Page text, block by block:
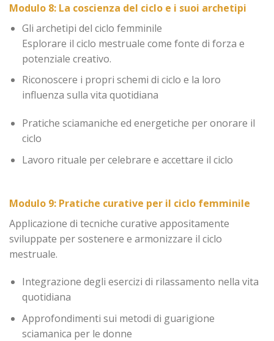
Modulo 8: La coscienza del ciclo e i suoi archetipi
Gli archetipi del ciclo femminile
Esplorare il ciclo mestruale come fonte di forza e
potenziale creativo.
Riconoscere i propri schemi di ciclo e la loro
influenza sulla vita quotidiana
Pratiche sciamaniche ed energetiche per onorare il
ciclo
Lavoro rituale per celebrare e accettare il ciclo
Modulo 9: Pratiche curative per il ciclo femminile
Applicazione di tecniche curative appositamente
sviluppate per sostenere e armonizzare il ciclo
mestruale.
Integrazione degli esercizi di rilassamento nella vita
quotidiana
Approfondimenti sui metodi di guarigione
sciamanica per le donne